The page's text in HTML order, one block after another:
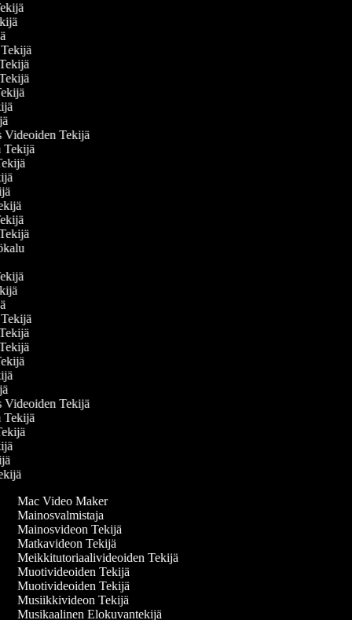
Videoiden Tekijä
Tekijä
Videoiden Tekijä
Tekijä
Mac Video Maker
Mainosvalmistaja
Mainosvideon Tekijä
Matkavideon Tekijä
Meikkitutoriaalivideoiden Tekijä
Muotivideoiden Tekijä
Muotivideoiden Tekijä
Musiikkivideon Tekijä
Musikaalinen Elokuvantekijä